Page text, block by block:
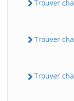
Trouver
Trouver
Trouver